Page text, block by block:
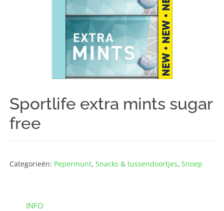
Sportlife extra mints sugar
free
Categorieën: Pepermunt,Snacks & tussendoortjes,Snoep
INFO